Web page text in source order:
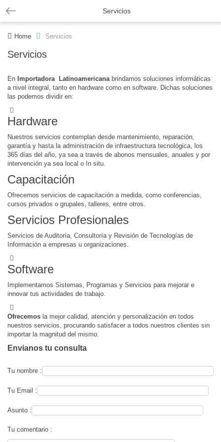
Servicios
Home Servicios
Servicios
En Importadora Latinoamericanabrindamos soluciones informáticas
a nivel integral, tanto en hardware como en software. Dichas soluciones
las podemos dividir en:
Hardware
Nuestros servicios contemplan desde mantenimiento, reparación,
garantía y hasta la administración de infraestructura tecnológica, los
365 días del año, ya sea a través de abonos mensuales, anuales y por
intervención ya sea local o In situ.
Capacitación
Ofrecemos servicios de capacitación a medida, como conferencias,
cursos privados o grupales, talleres, entre otros.
Servicios Profesionales
Servicios de Auditoría, Consultoría y Revisión de Tecnologías de
Información a empresas u organizaciones.
Software
Implementamos Sistemas, Programas y Servicios para mejorar e
innovar tus actividades de trabajo.
Ofrecemos la mejor calidad, atención y personalización en todos
nuestros servicios, procurando satisfacer a todos nuestros clientes sin
importar la magnitud del mismo.
Envianos tu consulta
Tu nombre :
Tu Email :
Asunto :
Tu comentario :